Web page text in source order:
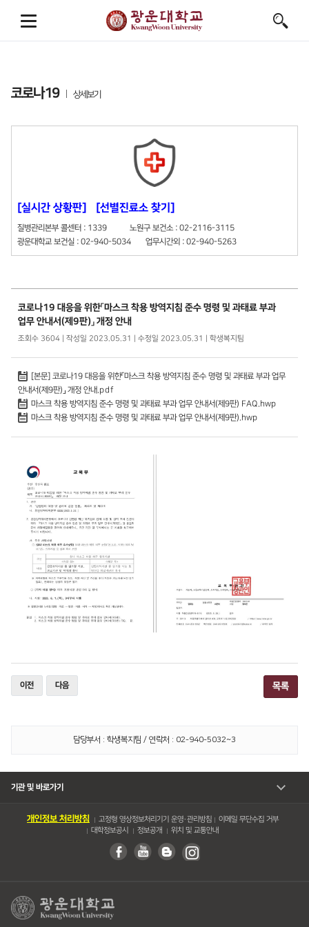
코로나19 상세보기
[실시간 상황판] [선별진료소 찾기]
질병관리본부 콜센터 : 1339 노원구 보건소 : 02-2116-3115
광운대학교 보건실 : 02-940-5034 업무시간외 : 02-940-5263
코로나19 대응을 위한「마스크 착용 방역지침 준수 명령 및 과태료 부과
업무 안내서(제9판)」 개정 안내
조회수 3604 | 작성일 2023.05.31 | 수정일 2023.05.31 | 학생복지팀
[본문] 코로나19 대응을 위한「마스크 착용 방역지침 준수 명령 및 과태료 부과 업무
안내서(제9판)」 개정 안내.pdf
마스크 착용 방역지침 준수 명령 및 과태료 부과 업무 안내서(제9판) FAQ.hwp
마스크 착용 방역지침 준수 명령 및 과태료 부과 업무 안내서(제9판).hwp
이전 다음 목록
담당부서 : 학생복지팀 / 연락처 : 02-940-5032~3
기관 및 바로가기
개인정보 처리방침 고정형 영상정보처리기기 운영・관리방침
이메일 무단수집 거부
대학정보공시
정보공개 위치 및 교통안내